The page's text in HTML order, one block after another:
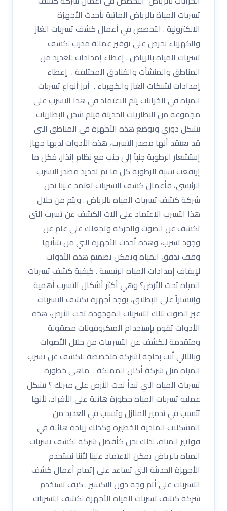
تسربات المياة بالرياض المائية بأحدث الأجهزة
الالكترونية . التخصص في أعمال كشف تسربات الغاز
والكهرباء نحرص على توفير عمالة مدرب لكشف
تسربات المياه بالرياض . إعطاء إمدادات للعديد من
المناطق والمنشأت والفنادق المختلفة . إعطاء
إمدادات لشبكات الغاز والكهرباء . أبرز أنواع تسربات
المياه في الخزانات يتم الاعتماد في هذا التسرب على
مجموعة من البطاريات الحديثة فيتم شحن البطاريات
بشكل دوري وتوضع هذه الأجهزة في المناطق التي
قد يعتقد أنها مصدر التسرب، هذه الأدوات لديها جهاز
إستشعار الرطوبة جنباً إلى جنب مع نظام إنذار، فكل ما
إرتفعت نسبة الرطوبة كل ما تم تحديد مصدر التسرب
الرئيسي، فأعمال كشف التسربات تعتمد علينا نحن
شركة كشف تسربات المياه بالرياض . ويتم من خلال
هذا التسرب الاعتماد على آلات الكشف عن تسرب التي
تكشف عن الصوت والحركة وتجعلك على علم عن
وجود تسرب، وهذه أحدث الأجهزة التي من شأنها
وقف تدفق المياه ويمكن تصميم هذه الأدوات
لإيقاف إمدادات المياه الرئيسية . كيفية كشف تسربات
المياه تحت الأرض؟ وهي أكثر أشكال التسرب أهمية
وإنتشاراً على الإطلاق، يوجد أجهزة تكشف التسربات
عبر الصوت لتلك التسربات الموجودة تحت الأرض، هذه
الأدوات تقوم بإستخدام الميكروفونات مصقولة
ومتقدمة للكشف عن التسريبات من خلال الأصوات
وبالتالي أنت بحاجة لشركة متخصصة للكشف عن تسرب
المياه مثل شركة أكان المملكة . ماهى خطورة
تسربات المياه التي تبدأ تحت الأرض على منزلك ؟ تشكل
عمليه تسربات المياه خطورة هائلة على الأفراد، لأنها
تتسبب في تدمير المنازل وتسبب في العديد من
المشكلات المادية الخطيرة وكذلك زيادة هائلة في
فواتير المياه، لذلك نحن كأفضل شركة لكشف تسربات
المياه بالرياض يمكن الاعتماد علينا لأننا نستخدم
الأجهزة الحديثة التي تساعد على إتمام أعمال كشف
التسربات على أتم وجه دون التكسير . كيف تستخدم
شركة كشف تسربات المياه الأجهزة لكشف التسربات